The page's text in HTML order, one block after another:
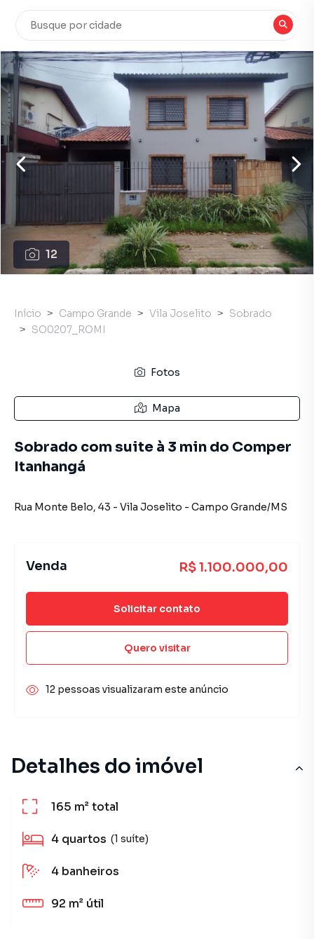
12
Detalhes do imóvel
165 m²total
4 quartos (1 suíte)
4 banheiros
92 m² útil
Início Campo Grande Vila Joselito
Sobrado
SO0207_ROMI
Fotos
Mapa
Sobrado com suite à 3 min do Comper
Itanhangá
Rua Monte Belo, 43 - Vila Joselito - Campo Grande/MS
Venda R$ 1.100.000,00
Solicitar contato
Quero visitar
12 pessoas visualizaram este anúncio